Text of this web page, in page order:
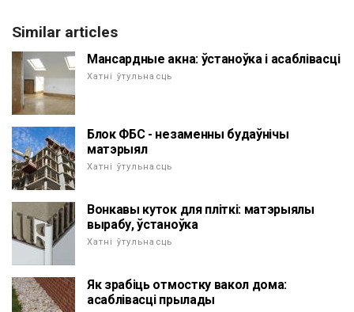
Similar articles
Мансардные акна: ўстаноўка і асаблівасці
Хатні ўтульнасць
Блок ФБС - незаменны будаўнічы
матэрыял
Хатні ўтульнасць
Вонкавы куток для пліткі: матэрыялы
вырабу, ўстаноўка
Хатні ўтульнасць
Як зрабіць отмостку вакол дома:
асаблівасці прылады